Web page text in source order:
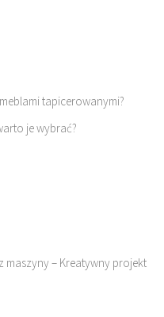
tapicerowanymi?
je wybrać?
maszyny – Kreatywny projekt